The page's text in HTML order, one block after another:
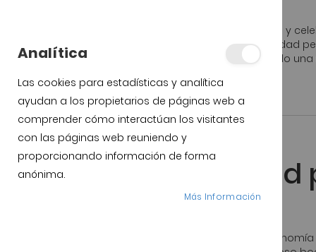
La navidad o pascua es una festividad muy conocida y
tradiciones. Millones de persona celebran esta festividad
significado ha variado. En esta diversidad se ha creado
Publicado:29 Diciembre, 2016
Jamón Ibérico
Jamón ibérico,
cardiovascular
No sólo es un alimento básico y una joya de la
Analítica
Las cookies para estadísticas y analítica
ayudan a los propietarios de páginas web a
comprender cómo interactúan los visitantes
con las páginas web reuniendo y
proporcionando información de forma
anónima.
Más Información